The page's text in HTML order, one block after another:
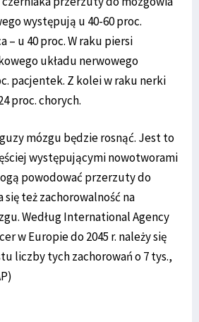
występują u 40-60 proc.
– u 40 proc. W raku piersi
układu nerwowego
pacjentek. Z kolei w raku nerki
proc. chorych.
mózgu będzie rosnąć. Jest to
występującymi nowotworami
powodować przerzuty do
się też zachorowalność na
Według International Agency
w Europie do 2045 r. należy się
liczby tych zachorowań o 7 tys.,